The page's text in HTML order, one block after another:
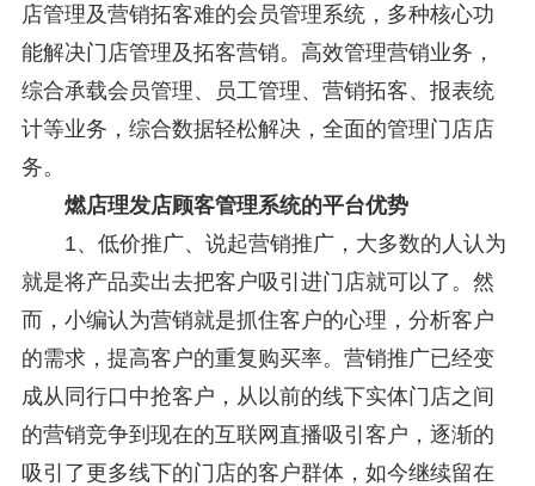
店管理及营销拓客难的会员管理系统，多种核心功
能解决门店管理及拓客营销。高效管理营销业务，
综合承载会员管理、员工管理、营销拓客、报表统
计等业务，综合数据轻松解决，全面的管理门店店
务。
燃店理发店顾客管理系统的平台优势
1、低价推广、说起营销推广，大多数的人认为
就是将产品卖出去把客户吸引进门店就可以了。然
而，小编认为营销就是抓住客户的心理，分析客户
的需求，提高客户的重复购买率。营销推广已经变
成从同行口中抢客户，从以前的线下实体门店之间
的营销竞争到现在的互联网直播吸引客户，逐渐的
吸引了更多线下的门店的客户群体，如今继续留在